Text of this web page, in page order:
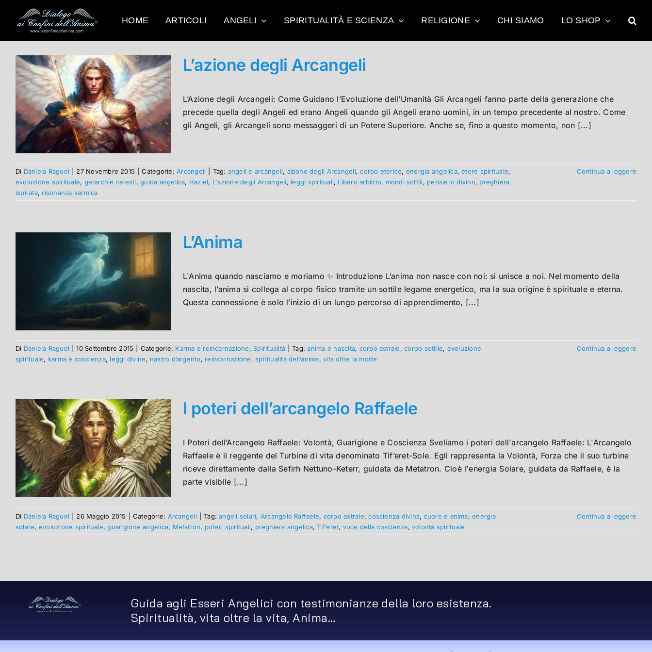
contenuto
HOME ARTICOLI ANGELI SPIRITUALITÀ E SCIENZA RELIGIONE CHI SIAMO LO SHOP
L’azione degli Arcangeli
L’Azione degli Arcangeli: Come Guidano l’Evoluzione dell’Umanità Gli Arcangeli fanno parte della generazione che
precede quella degli Angeli ed erano Angeli quando gli Angeli erano uomini, in un tempo precedente al nostro. Come
gli Angeli, gli Arcangeli sono messaggeri di un Potere Superiore. Anche se, fino a questo momento, non [...]
Di Daniela Raguel 27 Novembre 2015 Categorie:Arcangeli Tag: angeli e arcangeli, azione degli Arcangeli,corpo eterico, energia angelica,etere spirituale,
evoluzione spirituale, gerarchie celesti,guida angelica, Haziel, L'azione degli Arcangeli, leggi spirituali, Libero arbitrio, mondi sottili, pensiero divino, preghiera
ispirata, risonanza karmica
Continua a leggere
L’Anima
L'Anima quando nasciamo e moriamo ✨ Introduzione L’anima non nasce con noi: si unisce a noi. Nel momento della
nascita, l’anima si collega al corpo fisico tramite un sottile legame energetico, ma la sua origine è spirituale e eterna.
Questa connessione è solo l’inizio di un lungo percorso di apprendimento, [...]
Di Daniela Raguel 10 Settembre 2015 Categorie: Karma e reincarnazione, Spiritualità Tag:anima e nascita, corpo astrale,corpo sottile, evoluzione
spirituale, karma e coscienza, leggi divine, nastro d’argento, reincarnazione,spiritualità dell’anima,vita oltre la morte
Continua a leggere
I poteri dell’arcangelo Raffaele
I Poteri dell’Arcangelo Raffaele: Volontà, Guarigione e Coscienza Sveliamo i poteri dell'arcangelo Raffaele: L'Arcangelo
Raffaele è il reggente del Turbine di vita denominato Tif’eret-Sole. Egli rappresenta la Volontà, Forza che il suo turbine
riceve direttamente dalla Sefirh Nettuno-Keterr, guidata da Metatron. Cioè l'energia Solare, guidata da Raffaele, è la
parte visibile [...]
Di Daniela Raguel 26 Maggio 2015 Categorie: Arcangeli Tag:angeli solari, Arcangelo Raffaele, corpo astrale,coscienza divina, cuore e anima,energia
solare, evoluzione spirituale,guarigione angelica, Metatron, poteri spirituali, preghiera angelica,Tif’eret, voce della coscienza,volontà spirituale
Continua a leggere
Guida agli Esseri Angelici con testimonianze della loro esistenza.
Spiritualità, vita oltre la vita, Anima…